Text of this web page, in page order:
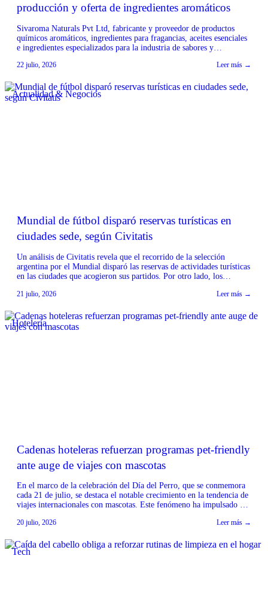
producción y oferta de ingredientes aromáticos
Sivaroma Naturals Pvt Ltd, fabricante y proveedor de productos
químicos aromáticos, ingredientes para fragancias, aceites esenciales
e ingredientes especializados para la industria de sabores y
fabricación y su portafolio de productos. La empresa, con sede en
precios […]
22 julio, 2026 Leer más →
Actualidad & Negocios
Mundial de fútbol disparó reservas turísticas en
ciudades sede, según Civitatis
Un análisis de Civitatis revela que el recorrido de la selección
argentina por el Mundial disparó las reservas de actividades turísticas
en las ciudades que acogieron sus partidos. Por otro lado, los
temporalmente la contratación de experiencias online. Según el
21 julio, 2026 Leer más →
Hotelería
Cadenas hoteleras refuerzan programas pet-friendly
ante auge de viajes con mascotas
En el marco de la celebración del Día del Perro, que se conmemora
cada 21 de julio, se destaca el notable crecimiento en la tendencia de
viajes internacionales con mascotas. Este fenómeno ha impulsado a
friendly’, adaptando sus servicios para ofrecer una experiencia
20 julio, 2026 Leer más →
Tech